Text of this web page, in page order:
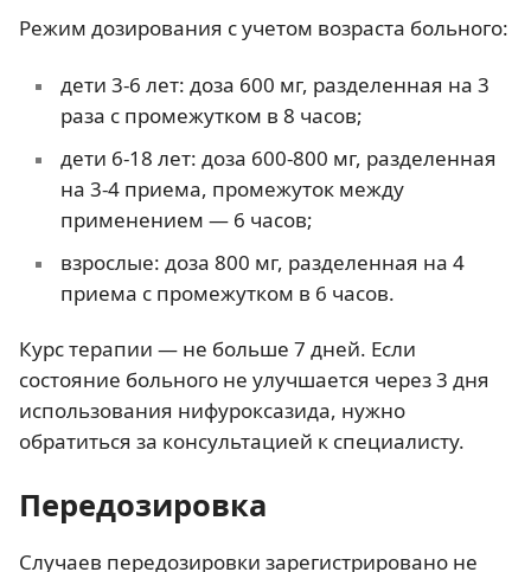
Режим дозирования с учетом возраста больного:
дети 3-6 лет: доза 600 мг, разделенная на 3
раза с промежутком в 8 часов;
дети 6-18 лет: доза 600-800 мг, разделенная
на 3-4 приема, промежуток между
применением — 6 часов;
взрослые: доза 800 мг, разделенная на 4
приема с промежутком в 6 часов.
Курс терапии — не больше 7 дней. Если
состояние больного не улучшается через 3 дня
использования нифуроксазида, нужно
обратиться за консультацией к специалисту.
Передозировка
Случаев передозировки зарегистрировано не